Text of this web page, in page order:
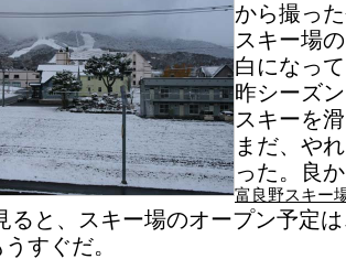
から撮っ
スキー場
白になっ
昨シーズ
スキーを
まだ、や
った。良
富良野スキー
ると、スキー場のオープン予定
すぐだ。